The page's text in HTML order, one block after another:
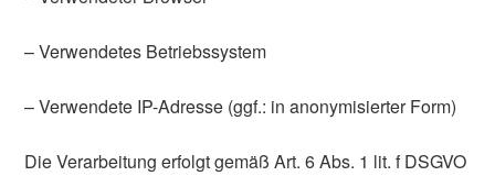
– Verwendetes Betriebssystem
– Verwendete IP-Adresse (ggf.: in anonymisierter Form)
Die Verarbeitung erfolgt gemäß Art. 6 Abs. 1 lit. f DSGVO